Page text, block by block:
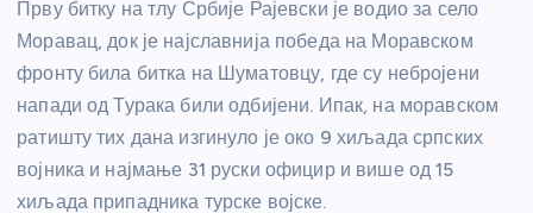
Прву битку на тлу Србије Рајевски је водио за село
Моравац, док је најславнија победа на Моравском
фронту била битка на Шуматовцу, где су небројени
напади од Турака били одбијени. Ипак, на моравском
ратишту тих дана изгинуло је око 9 хиљада српских
војника и најмање 31 руски официр и више од 15
хиљада припадника турске војске.